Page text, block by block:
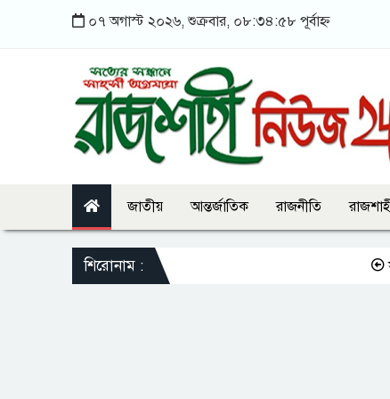
০৭ অগাস্ট ২০২৬, শুক্রবার, ০৮:৩৪:৫৮ পূর্বাহ্ন
জাতীয় আন্তর্জাতিক রাজনীতি
শিরোনাম : সন্তানকে